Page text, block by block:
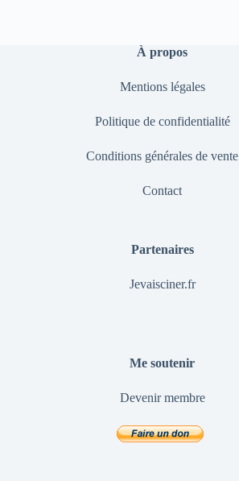
À propos
Mentions légales
Politique de confidentialité
Conditions générales de vente
Contact
Partenaires
Jevaisciner.fr
Me soutenir
Devenir membre